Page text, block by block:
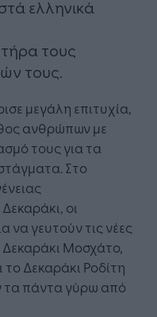
ελληνικά
τους
τους.
μεγάλη επιτυχία,
ανθρώπων με
τους για τα
Στο
οι
να γευτούν τις νέες
Δεκαράκι Μοσχάτο,
Δεκαράκι Ροδίτη
τα πάντα γύρω από